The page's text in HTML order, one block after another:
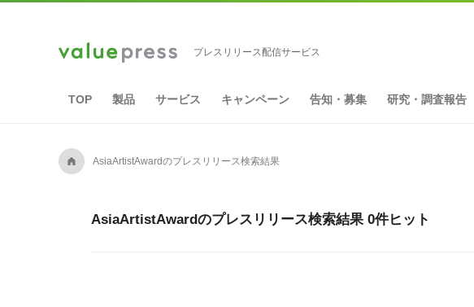
プレスリリース配信サービス
TOP 製品 サービス キャンペーン 告知・募集 研究・調査報告
A AsiaArtistAwardのプレスリリース検索結果
AsiaArtistAwardのプレスリリース検索結果 0件ヒット